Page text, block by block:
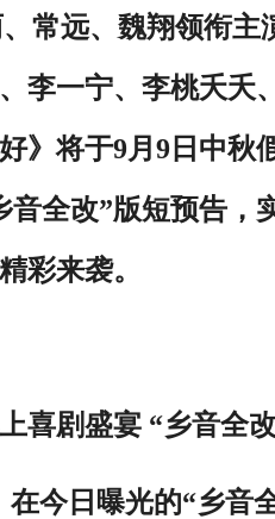
常远、魏翔领衔主
李一宁、李桃夭夭
》将于9月9日中秋
音全改”版短预告，
彩来袭。
喜剧盛宴 “乡音全
今日曝光的“乡音